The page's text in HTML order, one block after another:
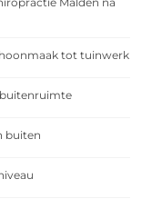
tot tuinwerk
buiten